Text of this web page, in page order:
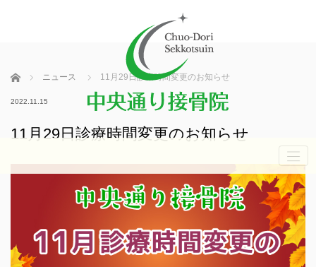
ホーム ニュース 11月29日診療時間変更のお知らせ
2022.11.15
11月29日診療時間変更のお知らせ